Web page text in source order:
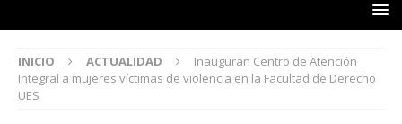
INICIO ACTUALIDAD
Inauguran Centro de Atención
Integral a mujeres víctimas de violencia en la Facultad de Derecho
UES